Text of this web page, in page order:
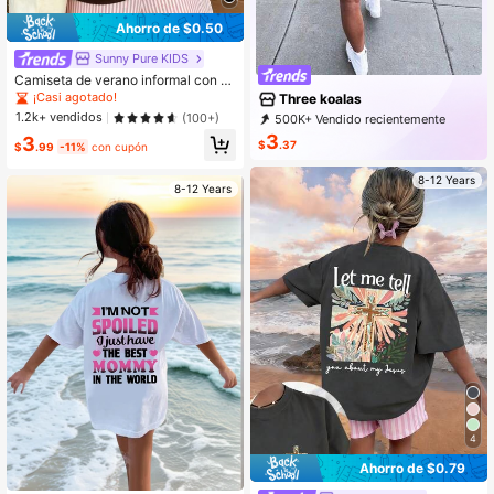
Ahorro de $0.50
Sunny Pure KIDS
Camiseta de verano informal con es
tampado artístico y colorido de letra
s y boba de té para niñas, camiseta
de manga corta artística y linda con
estampado de dibujos animados par
a estudiantes jóvenes
¡Casi agotado!
1.2k+ vendidos
(100+)
$3.99 -11% con cupón
8-12 Years
Three koalas
500K+ Vendido recientemente
99K+ Recompra
$3.37
8-12 Years
4
Ahorro de $0.79